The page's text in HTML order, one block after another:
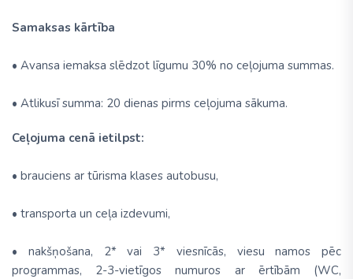
Samaksas kārtība
• Avansa iemaksa slēdzot līgumu 30% no ceļojuma summas.
• Atlikusī summa: 20 dienas pirms ceļojuma sākuma.
Ceļojuma cenā ietilpst:
• brauciens ar tūrisma klases autobusu,
• transporta un ceļa izdevumi,
• nakšņošana, 2* vai 3* viesnīcās, viesu namos pēc
programmas, 2-3-vietīgos numuros ar ērtībām (WC,